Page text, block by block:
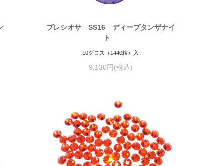
プレシオサ SS16 ディープタンザナイ
ト
10グロス（1440粒）入
9,130円(税込)